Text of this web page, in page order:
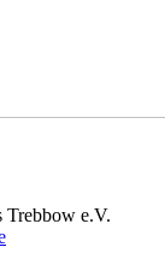
Trebbow e.V.